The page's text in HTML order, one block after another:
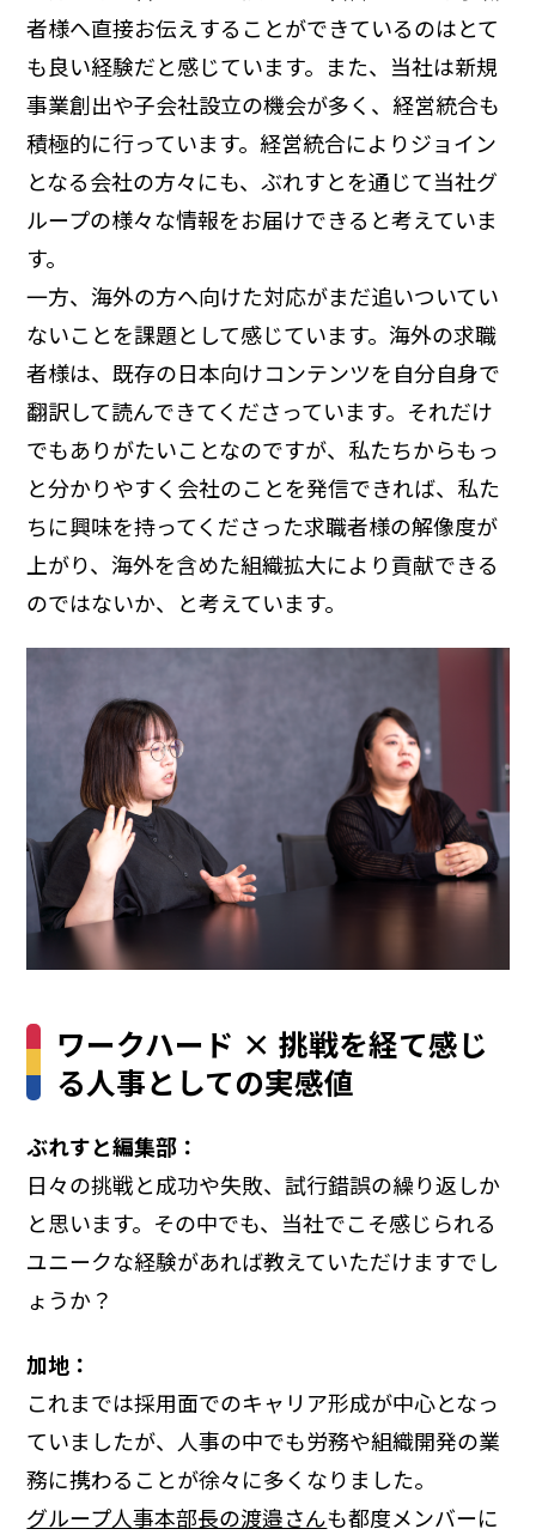
者様へ直接お伝えすることができているのはとて
も良い経験だと感じています。また、当社は新規
事業創出や子会社設立の機会が多く、経営統合も
積極的に行っています。経営統合によりジョイン
となる会社の方々にも、ぶれすとを通じて当社グ
ループの様々な情報をお届けできると考えていま
す。
一方、海外の方へ向けた対応がまだ追いついてい
ないことを課題として感じています。海外の求職
者様は、既存の日本向けコンテンツを自分自身で
翻訳して読んできてくださっています。それだけ
でもありがたいことなのですが、私たちからもっ
と分かりやすく会社のことを発信できれば、私た
ちに興味を持ってくださった求職者様の解像度が
上がり、海外を含めた組織拡大により貢献できる
のではないか、と考えています。
ワークハード × 挑戦を経て感じ
る人事としての実感値
ぶれすと編集部：
日々の挑戦と成功や失敗、試行錯誤の繰り返しか
と思います。その中でも、当社でこそ感じられる
ユニークな経験があれば教えていただけますでし
ょうか？
加地：
これまでは採用面でのキャリア形成が中心となっ
ていましたが、人事の中でも労務や組織開発の業
務に携わることが徐々に多くなりました。
グループ人事本部長の渡邉さんも都度メンバーに